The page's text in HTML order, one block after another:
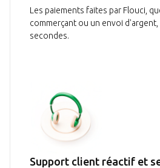
Les paiements faites par Flouci,
commerçant ou un envoi
secondes.
Support client réactif et